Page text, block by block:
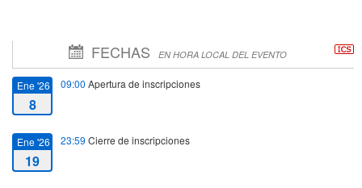
FECHAS EN HORA LOCAL DEL EVENTO
Ene '26
8
09:00 Apertura de inscripciones
Ene '26
19
23:59 Cierre de inscripciones